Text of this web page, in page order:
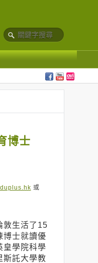
博士
或
敦生活了15
博士就讀優
皇學院科學
斯託大學教